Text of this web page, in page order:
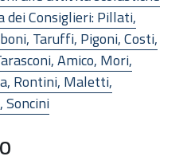
dei Consiglieri: Pillati,
Taruffi, Pigoni, Costi,
Amico, Mori,
Rontini, Maletti,
Soncini